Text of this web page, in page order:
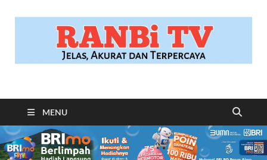
RANBITV.COM
MENU